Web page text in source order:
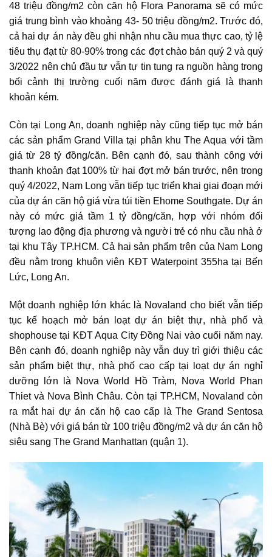
48 triệu đồng/m2 còn căn hộ Flora Panorama sẽ có mức
giá trung bình vào khoảng 43- 50 triệu đồng/m2. Trước đó,
cả hai dự án này đều ghi nhận nhu cầu mua thực cao, tỷ lệ
tiêu thụ đạt từ 80-90% trong các đợt chào bán quý 2 và quý
3/2022 nên chủ đầu tư vẫn tự tin tung ra nguồn hàng trong
bối cảnh thị trường cuối năm được đánh giá là thanh
khoản kém.
Còn tại Long An, doanh nghiệp này cũng tiếp tục mở bán
các sản phẩm Grand Villa tại phân khu The Aqua với tầm
giá từ 28 tỷ đồng/căn. Bên cạnh đó, sau thành công với
thanh khoản đạt 100% từ hai đợt mở bán trước, nên trong
quý 4/2022, Nam Long vẫn tiếp tục triển khai giai đoạn mới
của dự án căn hộ giá vừa túi tiền Ehome Southgate. Dự án
này có mức giá tầm 1 tỷ đồng/căn, hợp với nhóm đối
tượng lao động địa phương và người trẻ có nhu cầu nhà ở
tại khu Tây TP.HCM. Cả hai sản phẩm trên của Nam Long
đều nằm trong khuôn viên KĐT Waterpoint 355ha tại Bến
Lức, Long An.
Một doanh nghiệp lớn khác là Novaland cho biết vẫn tiếp
tục kế hoạch mở bán loạt dự án biệt thự, nhà phố và
shophouse tại KĐT Aqua City Đồng Nai vào cuối năm nay.
Bên cạnh đó, doanh nghiệp này vẫn duy trì giới thiệu các
sản phẩm biệt thự, nhà phố cao cấp tại loạt dự án nghỉ
dưỡng lớn là Nova World Hồ Tràm, Nova World Phan
Thiet và Nova Bình Châu. Còn tại TP.HCM, Novaland còn
ra mắt hai dự án căn hộ cao cấp là The Grand Sentosa
(Nhà Bè) với giá bán từ 100 triệu đồng/m2 và dự án căn hộ
siêu sang The Grand Manhattan (quận 1).